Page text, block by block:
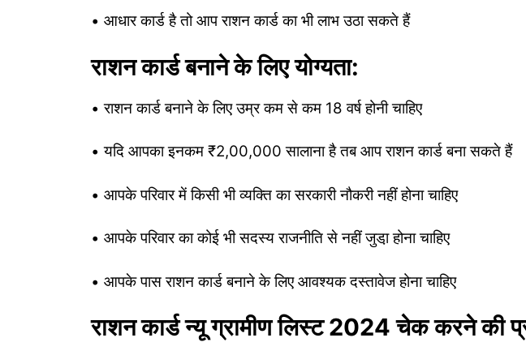
• आधार कार्ड है तो आप राशन कार्ड का भी लाभ उठा सकते हैं
राशन कार्ड बनाने के लिए योग्यता:
• राशन कार्ड बनाने के लिए उम्र कम से कम 18 वर्ष होनी चाहिए
• यदि आपका इनकम ₹2,00,000 सालाना है तब आप राशन कार्ड बना सकते हैं
• आपके परिवार में किसी भी व्यक्ति का सरकारी नौकरी नहीं होना चाहिए
• आपके परिवार का कोई भी सदस्य राजनीति से नहीं जुडा़ होना चाहिए
• आपके पास राशन कार्ड बनाने के लिए आवश्यक दस्तावेज होना चाहिए
राशन कार्ड न्यू ग्रामीण लिस्ट 2024 चेक करने की